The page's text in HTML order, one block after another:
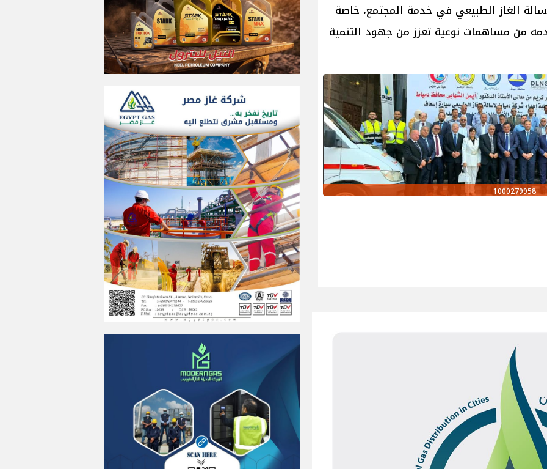
الغاز الطبيعي في خدمة المجتمع، خاصة
من مساهمات نوعية تعزز من جهود التنمية
1000279958